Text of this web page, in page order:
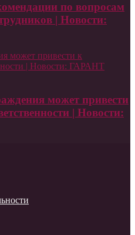
по вопросам
| Новости:
может привести к
| Новости: ГАРАНТ
может привести
| Новости: